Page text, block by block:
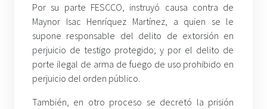
Por su parte FESCCO, instruyó causa contra de
Maynor Isac Henríquez Martínez, a quien se le
supone responsable del delito de extorsión en
perjuicio de testigo protegido; y por el delito de
porte ilegal de arma de fuego de uso prohibido en
perjuicio del orden público.
También, en otro proceso se decretó la prisión